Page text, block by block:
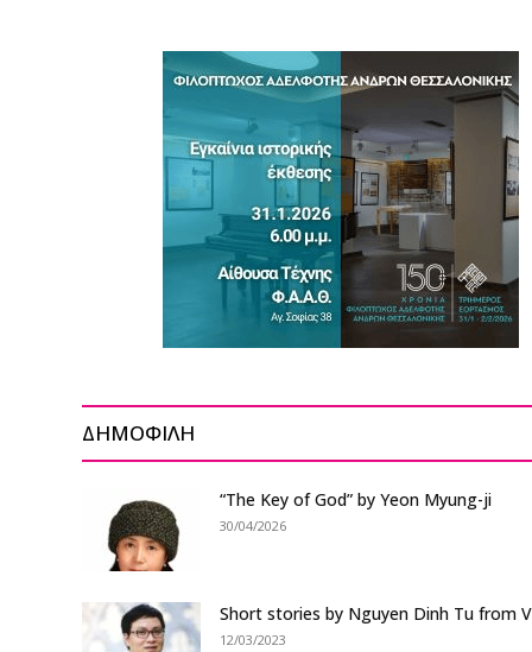
ΔΗΜΟΦΙΛΗ
“The Key of God” by Yeon Myung-ji
30/04/2026
Short stories by Nguyen Dinh Tu from
12/03/2023